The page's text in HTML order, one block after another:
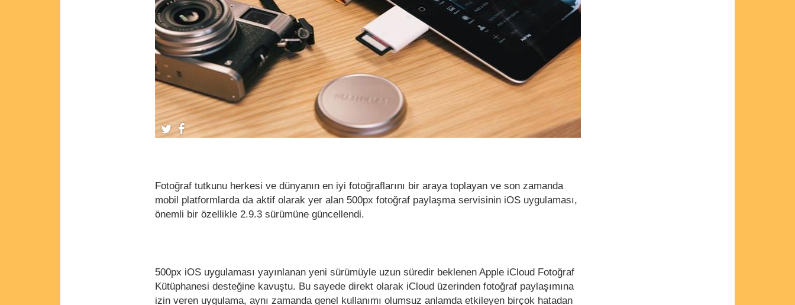
Fotoğraf tutkunu herkesi ve dünyanın en iyi fotoğraflarını bir araya toplayan ve son zamanda
mobil platformlarda da aktif olarak yer alan 500px fotoğraf paylaşma servisinin iOS uygulaması,
önemli bir özellikle 2.9.3 sürümüne güncellendi.
500px iOS uygulaması yayınlanan yeni sürümüyle uzun süredir beklenen Apple iCloud Fotoğraf
Kütüphanesi desteğine kavuştu. Bu sayede direkt olarak iCloud üzerinden fotoğraf paylaşımına
izin veren uygulama, aynı zamanda genel kullanımı olumsuz anlamda etkileyen birçok hatadan